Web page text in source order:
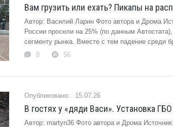
Вам грузить или ехать? Пикапы на
Автор: Василий Ларин Фото автора и Дрома
России просели на 25% (по данным
сегменту рынка. Вместе с тем падение среди
0
56
15.07.26
В гостях у «дяди Васи». Установка
Автор: martyn36 Фото автора и Дрома